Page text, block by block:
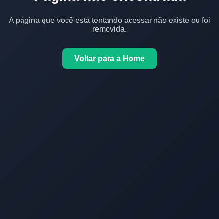
A página que você está tentando acessar não existe ou foi
removida.
Voltar para a Home